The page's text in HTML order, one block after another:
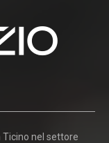
nel settore